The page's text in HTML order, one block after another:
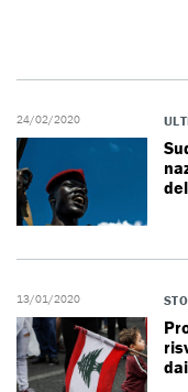
24/02/2020
13/01/2020